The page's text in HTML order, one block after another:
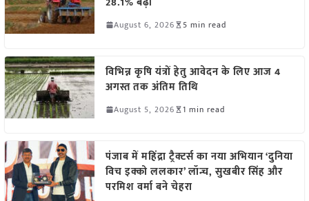
August 6, 2026 5 min read
विभिन्न कृषि यंत्रों हेतु आवेदन के लिए आज 4
अगस्त तक अंतिम तिथि
August 5, 2026 1 min read
पंजाब में महिंद्रा ट्रैक्टर्स का नया अभियान ‘दुनिया
विच इक्को ललकार’ लॉन्च, सुखबीर सिंह और
परमिश वर्मा बने चेहरा